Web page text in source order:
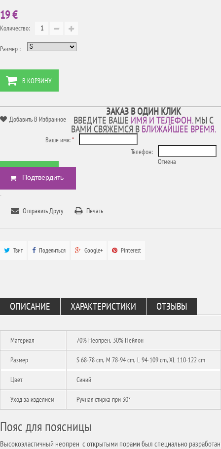
19 €
Количество:
Размер :
В КОРЗИНУ
Добавить В Избранное
ЗАКАЗ В ОДИН КЛИК
ВВЕДИТЕ ВАШЕ ИМЯ И ТЕЛЕФОН.МЫ С
ВАМИ СВЯЖЕМСЯ ВБЛИЖАЙШЕЕ ВРЕМЯ.
Ваше имя:*
Телефон:
Отмена
.
Отправить Другу Печать
Твит Поделиться Google+ Pinterest
ОПИСАНИЕ ХАРАКТЕРИСТИКИ ОТЗЫВЫ
Материал 70% Неопрен, 30% Нейлон
Размер S 68-78 cm, M 78-94 cm, L 94-109 cm, XL 110-122 cm
Цвет Синий
Уход за изделием Ручная стирка при 30°
Пояс для поясницы
Высокоэластичный неопрен с открытыми порами был специально разработан